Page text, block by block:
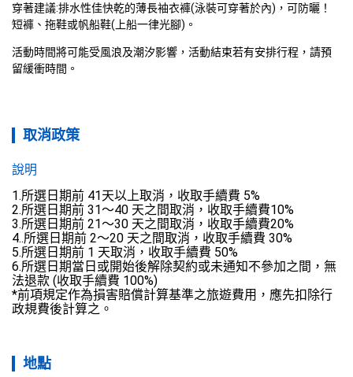
穿著建議:排水性佳快乾的薄長袖衣褲(泳裝可穿著於內)，可防曬！
短褲、拖鞋或帆船鞋(上船一律光腳)。
活動時間將可能受風浪及潮汐影響，活動結束若有安排行程，請預
留緩衝時間。
取消政策
說明
1.所選日期前 41天以上取消，收取手續費 5%
2.所選日期前 31～40 天之間取消，收取手續費10%
3.所選日期前 21～30 天之間取消，收取手續費20%
4..所選日期前 2～20 天之間取消，收取手續費 30%
5.所選日期前 1 天取消，收取手續費 50%
6.所選日期當日或開始後解除契約或未通知不參加之間，無
法退款 (收取手續費 100%)
*前項規定作為損害賠償計算基準之旅遊費用，應先扣除行
政規費後計算之。
地點